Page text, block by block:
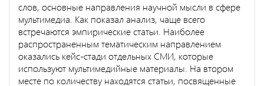
слов, основные направления научной мысли в сфере
мультимедиа. Как показал анализ, чаще всего
встречаются эмпирические статьи. Наиболее
распространенным тематическим направлением
оказались кейс-стади отдельных СМИ, которые
используют мультимедийные материалы. На втором
месте по количеству находятся статьи, посвященные